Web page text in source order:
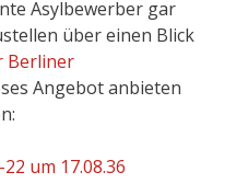
Asylbewerber gar
über einen Blick
Berliner
Angebot anbieten